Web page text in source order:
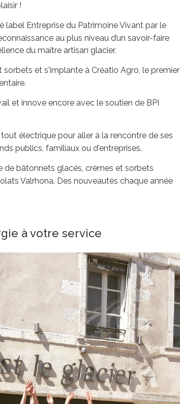
!
label Entreprise du Patrimoine Vivant par le
au plus niveau d’un savoir-faire
du maître artisan glacier.
et s'implante à Créatio Agro, le premier
et innove encore avec le soutien de BPI
électrique pour aller à la rencontre de ses
publics, familiaux ou d'entreprises.
de bâtonnets glacés, crèmes et sorbets
Valrhona. Des nouveautés chaque année
à votre service